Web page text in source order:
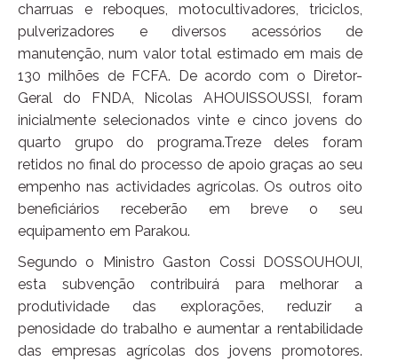
charruas e reboques, motocultivadores, triciclos,
pulverizadores e diversos acessórios de
manutenção, num valor total estimado em mais de
130 milhões de FCFA. De acordo com o Diretor-
Geral do FNDA, Nicolas AHOUISSOUSSI, foram
inicialmente selecionados vinte e cinco jovens do
quarto grupo do programa.Treze deles foram
retidos no final do processo de apoio graças ao seu
empenho nas actividades agrícolas. Os outros oito
beneficiários receberão em breve o seu
equipamento em Parakou.
Segundo o Ministro Gaston Cossi DOSSOUHOUI,
esta subvenção contribuirá para melhorar a
produtividade das explorações, reduzir a
penosidade do trabalho e aumentar a rentabilidade
das empresas agrícolas dos jovens promotores.